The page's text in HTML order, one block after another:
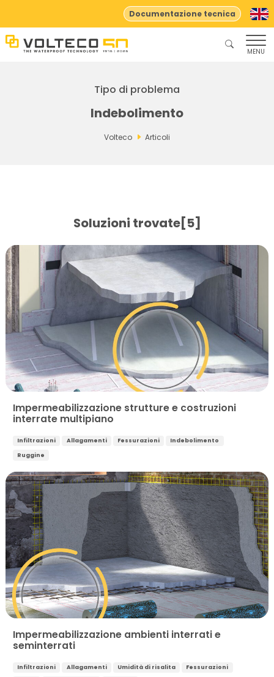
Documentazione tecnica
MENU
Tipo di problema
Indebolimento
Volteco Articoli
Soluzioni trovate[5]
Impermeabilizzazione strutture e costruzioni
interrate multipiano
Infiltrazioni Allagamenti Fessurazioni
Indebolimento
Ruggine
Impermeabilizzazione ambienti interrati e
seminterrati
Infiltrazioni Allagamenti Umidità di risalita
Fessurazioni